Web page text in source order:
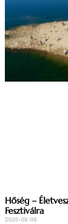
Hőség –
Fesztiválra
2026-08-08